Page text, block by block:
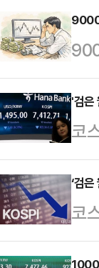
9000
장
대
일
인
수
기
기
'검
코
7
리
로
‘검
코
됐
1000